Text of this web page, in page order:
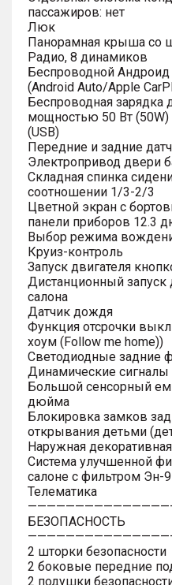
пассажиров: нет
Люк
Панорамная крыша со
Радио, 8 динамиков
Беспроводной
(Android Auto/Apple
Беспроводная зарядка
мощностью 50 Вт
(USB)
Передние и задние
Электропривод двери
Складная спинка
соотношении 1/3-2/3
Цветной экран с
панели приборов 12.3
Выбор режима
Круиз-контроль
Запуск двигателя
Дистанционный запуск
салона
Датчик дождя
Функция отсрочки
хоум (Follow me home))
Светодиодные задние
Динамические сигналы
Большой сенсорный
дюйма
Блокировка замков
открывания детьми
Наружная
Система улучшенной
салоне с фильтром Эн-
Телематика
БЕЗОПАСНОСТЬ
2 шторки безопасности
2 боковые передние
2 подушки